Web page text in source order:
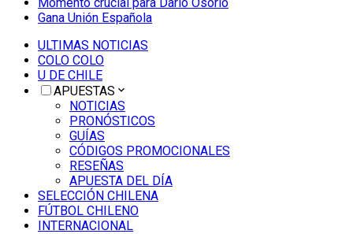
Gana Unión Española
ULTIMAS NOTICIAS
COLO COLO
U DE CHILE
APUESTAS
NOTICIAS
PRONÓSTICOS
GUÍAS
CÓDIGOS PROMOCIONALES
RESEÑAS
APUESTA DEL DÍA
SELECCIÓN CHILENA
FÚTBOL CHILENO
INTERNACIONAL